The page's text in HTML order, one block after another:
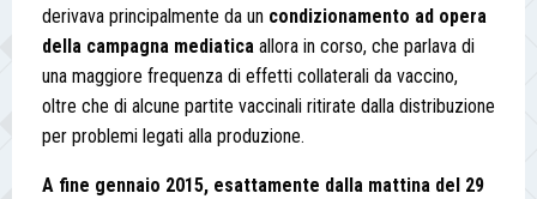
derivava principalmente da un condizionamento ad opera
della campagna mediatica allora in corso, che parlava di
una maggiore frequenza di effetti collaterali da vaccino,
oltre che di alcune partite vaccinali ritirate dalla distribuzione
per problemi legati alla produzione.
A fine gennaio 2015, esattamente dalla mattina del 29